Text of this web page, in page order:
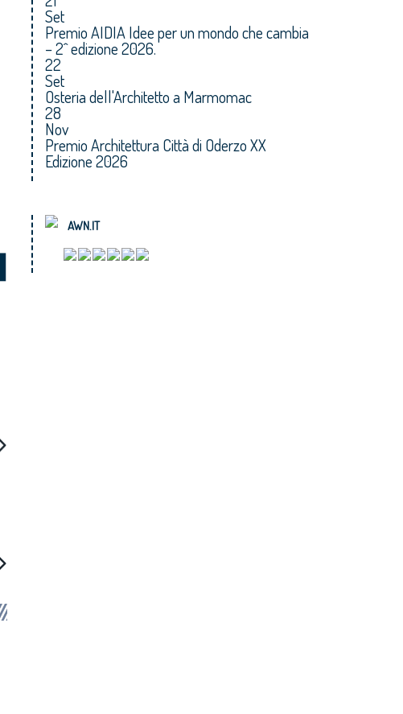
Set
Premio AIDIA Idee per un mondo che cambia
– 2^ edizione 2026.
22
Set
Osteria dell'Architetto a Marmomac
28
Nov
Premio Architettura Città di Oderzo XX
Edizione 2026
AWN.IT